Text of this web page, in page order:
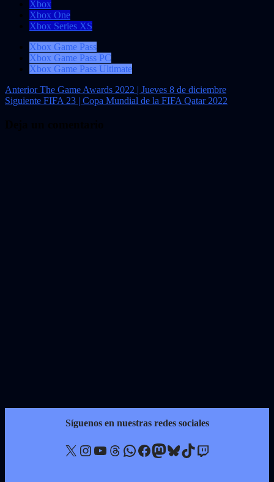
Xbox
Xbox One
Xbox Series XS
Xbox Game Pass
Xbox Game Pass PC
Xbox Game Pass Ultimate
Navegación
de
AnteriorThe Game Awards 2022 | Jueves 8 de diciembre
Siguiente FIFA 23 | Copa Mundial de la FIFA Qatar 2022
Síguenos en nuestras redes sociales
X Instagram YouTube Threads WhatsApp Facebook Mastodon Bluesky TikTok Twitch